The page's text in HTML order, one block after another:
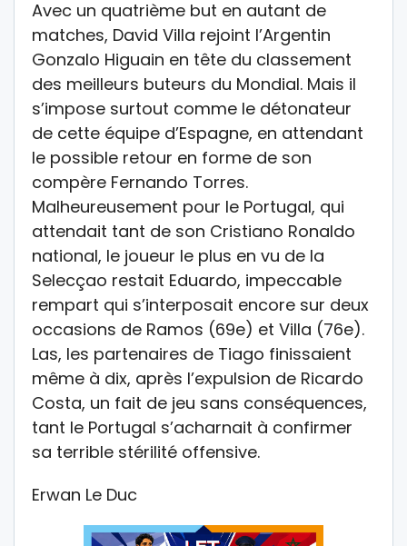
Avec un quatrième but en autant de
matches, David Villa rejoint l’Argentin
Gonzalo Higuain en tête du classement
des meilleurs buteurs du Mondial. Mais il
s’impose surtout comme le détonateur
de cette équipe d’Espagne, en attendant
le possible retour en forme de son
compère Fernando Torres.
Malheureusement pour le Portugal, qui
attendait tant de son Cristiano Ronaldo
national, le joueur le plus en vu de la
Selecçao restait Eduardo, impeccable
rempart qui s’interposait encore sur deux
occasions de Ramos (69e) et Villa (76e).
Las, les partenaires de Tiago finissaient
même à dix, après l’expulsion de Ricardo
Costa, un fait de jeu sans conséquences,
tant le Portugal s’acharnait à confirmer
sa terrible stérilité offensive.
Erwan Le Duc